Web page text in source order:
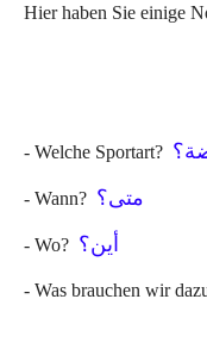
Hier haben Sie einige
- Welche Sportart?
- Wann? متى؟
- Wo? أين؟
- Was brauchen wir